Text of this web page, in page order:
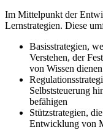
Im Mittelpunkt der
Lernstrategien. Diese
Basisstrategien,
Verstehen, der
von Wissen dienen
Selbststeuerung
befähigen
Stützstrategien,
Entwicklung von